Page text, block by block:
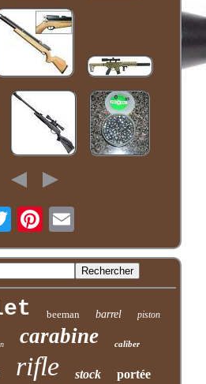
beeman barrel piston
carabine caliber
rifle stock portée